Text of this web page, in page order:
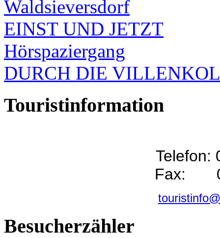
Waldsieversdorf
EINST UND JETZT
Hörspaziergang
DURCH DIE
Touristinformation
Telefon:
Fax:
Besucherzähler